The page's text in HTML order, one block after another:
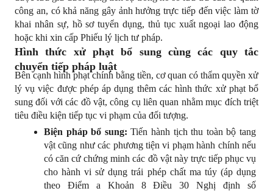
công an, có khả năng gây ảnh hưởng trực tiếp đến việc làm tờ
khai nhân sự, hồ sơ tuyển dụng, thủ tục xuất ngoại lao động
hoặc khi xin cấp Phiếu lý lịch tư pháp.
Hình thức xử phạt bổ sung cùng các quy tắc
chuyển tiếp pháp luật
Bên cạnh hình phạt chính bằng tiền, cơ quan có thẩm quyền xử
lý vụ việc được phép áp dụng thêm các hình thức xử phạt bổ
sung đối với các đồ vật, công cụ liên quan nhằm mục đích triệt
tiêu điều kiện tiếp tục vi phạm của đối tượng.
Biện pháp bổ sung: Tiến hành tịch thu toàn bộ tang
vật cũng như các phương tiện vi phạm hành chính nếu
có căn cứ chứng minh các đồ vật này trực tiếp phục vụ
cho hành vi sử dụng trái phép chất ma túy (áp dụng
theo Điểm a Khoản 8 Điều 30 Nghị định số